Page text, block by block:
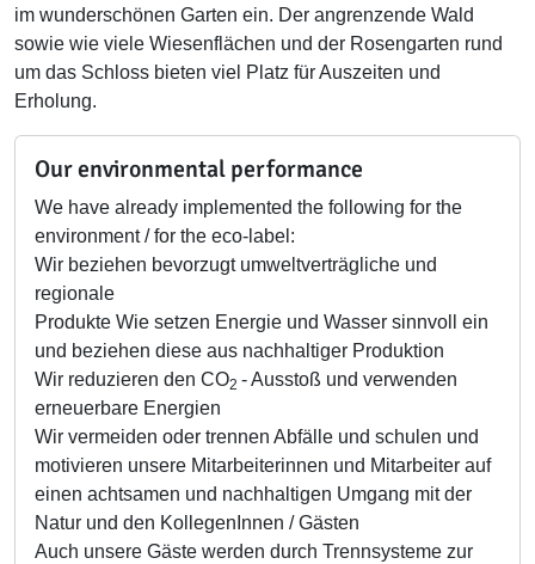
im wunderschönen Garten ein. Der angrenzende Wald
sowie wie viele Wiesenflächen und der Rosengarten rund
um das Schloss bieten viel Platz für Auszeiten und
Erholung.
Our environmental performance
We have already implemented the following for the
environment / for the eco-label:
Wir beziehen bevorzugt umweltverträgliche und
regionale
Produkte Wie setzen Energie und Wasser sinnvoll ein
und beziehen diese aus nachhaltiger Produktion
Wir reduzieren den CO2 - Ausstoß und verwenden
erneuerbare Energien
Wir vermeiden oder trennen Abfälle und schulen und
motivieren unsere Mitarbeiterinnen und Mitarbeiter auf
einen achtsamen und nachhaltigen Umgang mit der
Natur und den KollegenInnen / Gästen
Auch unsere Gäste werden durch Trennsysteme zur